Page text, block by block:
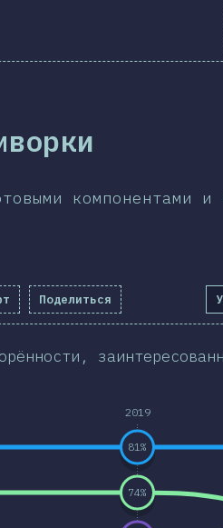
компонентами и
Поделиться
2019
74%
81%